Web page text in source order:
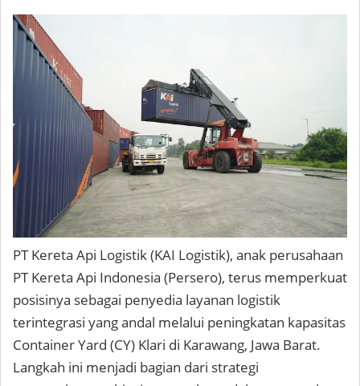
PT Kereta Api Logistik (KAI Logistik), anak perusahaan
PT Kereta Api Indonesia (Persero), terus memperkuat
posisinya sebagai penyedia layanan logistik
terintegrasi yang andal melalui peningkatan kapasitas
Container Yard (CY) Klari di Karawang, Jawa Barat.
Langkah ini menjadi bagian dari strategi